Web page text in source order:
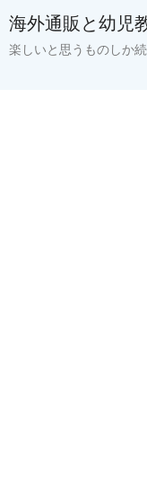
海外通販と幼児
楽しいと思うものしか